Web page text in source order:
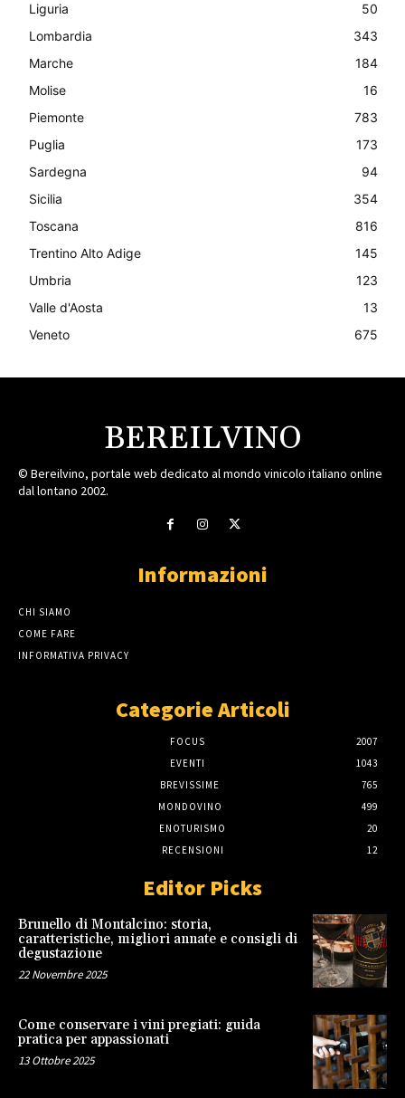
Liguria
50
Lombardia
343
Marche
184
Molise
16
Piemonte
783
Puglia
173
Sardegna
94
Sicilia
354
Toscana
816
Trentino Alto Adige
145
Umbria
123
Valle d'Aosta
13
Veneto
675
BEREILVINO
© Bereilvino, portale web dedicato al mondo vinicolo italiano online
dal lontano 2002.
Informazioni
CHI SIAMO
COME FARE
INFORMATIVA PRIVACY
Categorie Articoli
FOCUS
2007
EVENTI
1043
BREVISSIME
765
MONDOVINO
499
ENOTURISMO
20
RECENSIONI
12
Editor Picks
Brunello di Montalcino: storia,
caratteristiche, migliori annate e consigli di
degustazione
22 Novembre 2025
Come conservare i vini pregiati: guida
pratica per appassionati
13 Ottobre 2025